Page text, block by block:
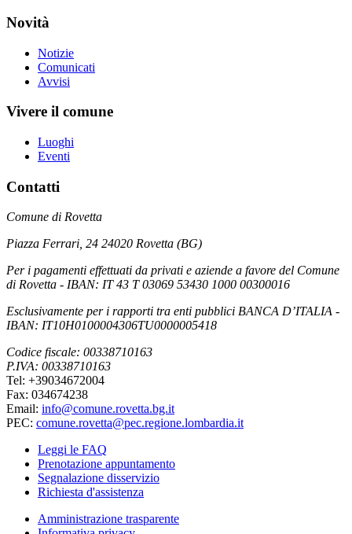
Novità
Notizie
Comunicati
Avvisi
Vivere il comune
Luoghi
Eventi
Contatti
Comune di Rovetta
Piazza Ferrari, 24 24020 Rovetta (BG)
Per i pagamenti effettuati da privati e aziende a favore del Comune
di Rovetta - IBAN: IT 43 T 03069 53430 1000 00300016
Esclusivamente per i rapporti tra enti pubblici BANCA D’ITALIA -
IBAN: IT10H0100004306TU0000005418
Codice fiscale: 00338710163
P.IVA: 00338710163
Tel: +39034672004
Fax: 034674238
Email: info@comune.rovetta.bg.it
PEC: comune.rovetta@pec.regione.lombardia.it
Leggi le FAQ
Prenotazione appuntamento
Segnalazione disservizio
Richiesta d'assistenza
Amministrazione trasparente